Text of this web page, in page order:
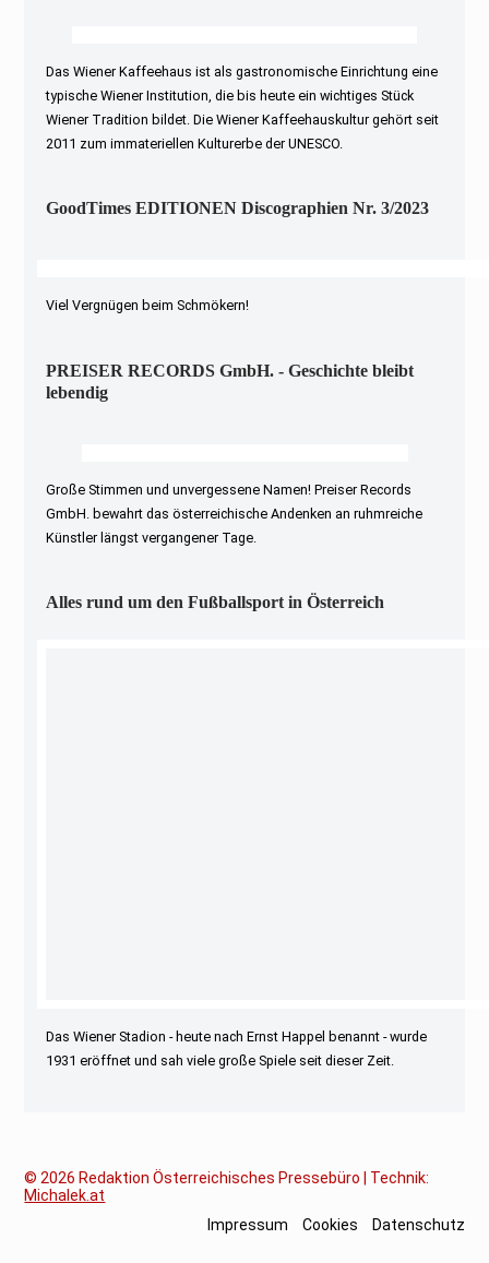
Das Wiener Kaffeehaus ist als gastronomische Einrichtung eine
typische Wiener Institution, die bis heute ein wichtiges Stück
Wiener Tradition bildet. Die Wiener Kaffeehauskultur gehört seit
2011 zum immateriellen Kulturerbe der UNESCO.
GoodTimes EDITIONEN Discographien Nr. 3/2023
Viel Vergnügen beim Schmökern!
PREISER RECORDS GmbH. - Geschichte bleibt
lebendig
Große Stimmen und unvergessene Namen! Preiser Records
GmbH. bewahrt das österreichische Andenken an ruhmreiche
Künstler längst vergangener Tage.
Alles rund um den Fußballsport in Österreich
Das Wiener Stadion - heute nach Ernst Happel benannt - wurde
1931 eröffnet und sah viele große Spiele seit dieser Zeit.
© 2026 Redaktion Österreichisches Pressebüro | Technik:
Michalek.at
Impressum
Cookies Datenschutz